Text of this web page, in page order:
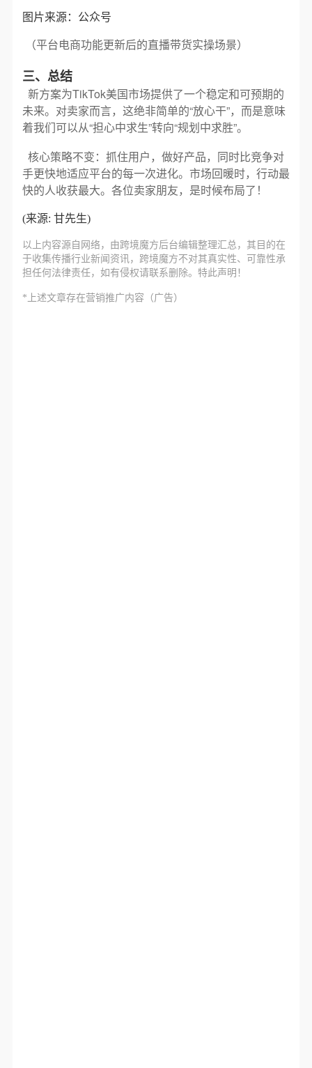
图片来源：公众号
（平台电商功能更新后的直播带货实操场景）
三、总结
新方案为TikTok美国市场提供了一个稳定和可预期的
未来。对卖家而言，这绝非简单的“放心干”，而是意味
着我们可以从“担心中求生”转向“规划中求胜”。
核心策略不变：抓住用户，做好产品，同时比竞争对
手更快地适应平台的每一次进化。市场回暖时，行动最
快的人收获最大。各位卖家朋友，是时候布局了！
(来源: 甘先生)
以上内容源自网络，由跨境魔方后台编辑整理汇总，其目的在
于收集传播行业新闻资讯，跨境魔方不对其真实性、可靠性承
担任何法律责任，如有侵权请联系删除。特此声明！
*上述文章存在营销推广内容（广告）